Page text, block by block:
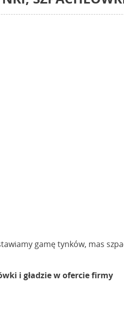
gamę tynków, mas
i gładzie w ofercie firmy